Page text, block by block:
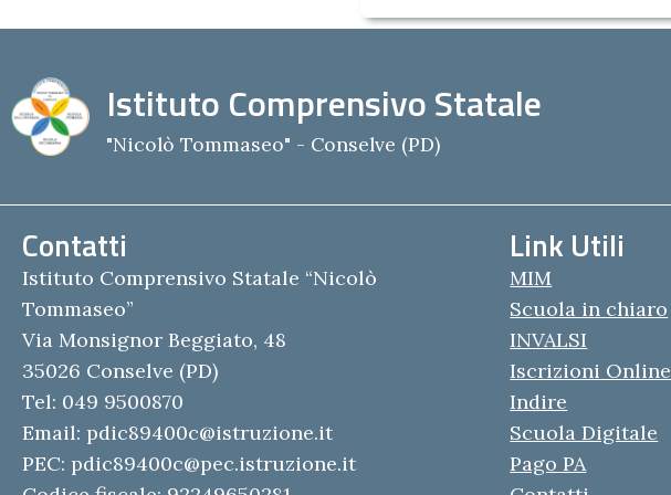
Istituto Comprensivo Statale
"Nicolò Tommaseo" - Conselve (PD)
Contatti
Istituto Comprensivo Statale “Nicolò
Tommaseo”
Via Monsignor Beggiato, 48
35026 Conselve (PD)
Tel: 049 9500870
Email: pdic89400c@istruzione.it
PEC: pdic89400c@pec.istruzione.it
Link Utili
MIM
Scuola in chiaro
INVALSI
Iscrizioni Online
Indire
Scuola Digitale
Pago PA